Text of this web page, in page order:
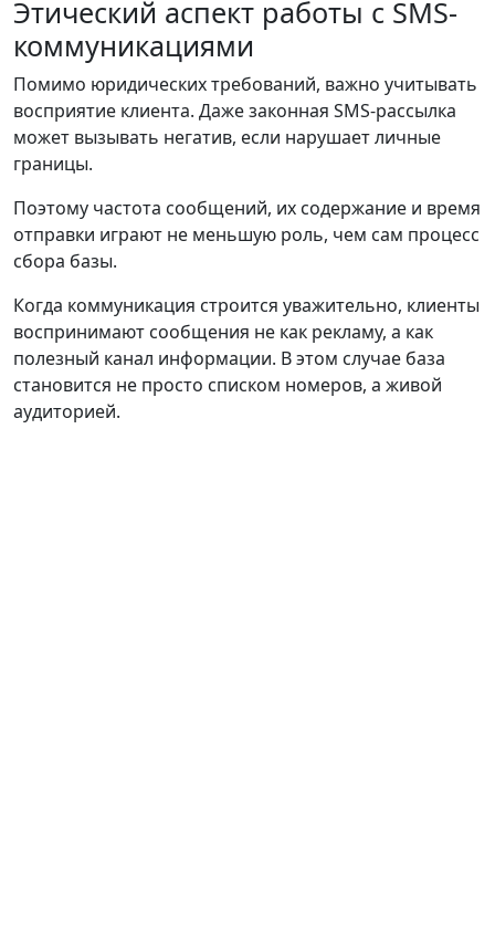
Этический аспект работы с SMS-
коммуникациями
Помимо юридических требований, важно учитывать
восприятие клиента. Даже законная SMS-рассылка
может вызывать негатив, если нарушает личные
границы.
Поэтому частота сообщений, их содержание и время
отправки играют не меньшую роль, чем сам процесс
сбора базы.
Когда коммуникация строится уважительно, клиенты
воспринимают сообщения не как рекламу, а как
полезный канал информации. В этом случае база
становится не просто списком номеров, а живой
аудиторией.